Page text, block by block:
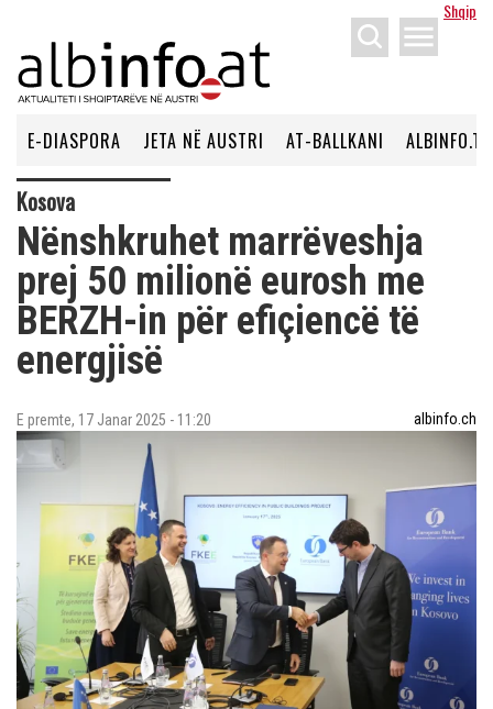
Shqip
menu
E-DIASPORA JETA NË AUSTRI AT-BALLKANI ALBINFO.TV
Kosova
Nënshkruhet marrëveshja
prej 50 milionë eurosh me
BERZH-in për efiçiencë të
energjisë
E premte, 17 Janar 2025 - 11:20 albinfo.ch